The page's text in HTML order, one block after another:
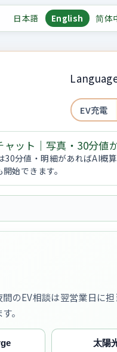
日本語 English 简体
EV充電
ャット｜写真・30分値
30分値・明細があればAI概
開始できます。
のEV相談は翌営業日に
。
太陽